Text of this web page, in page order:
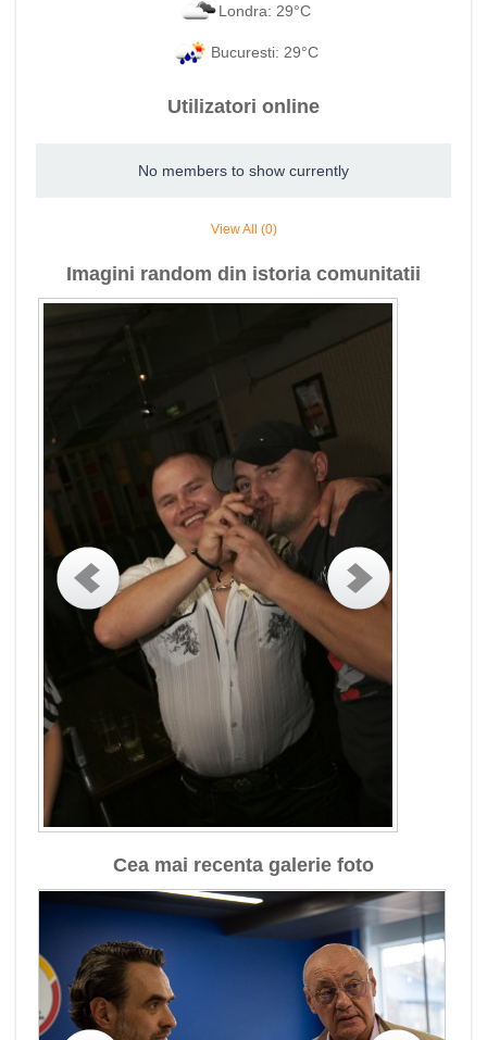
Londra: 29°C
Bucuresti: 29°C
Utilizatori online
No members to show currently
View All (0)
Imagini random din istoria comunitatii
Cea mai recenta galerie foto